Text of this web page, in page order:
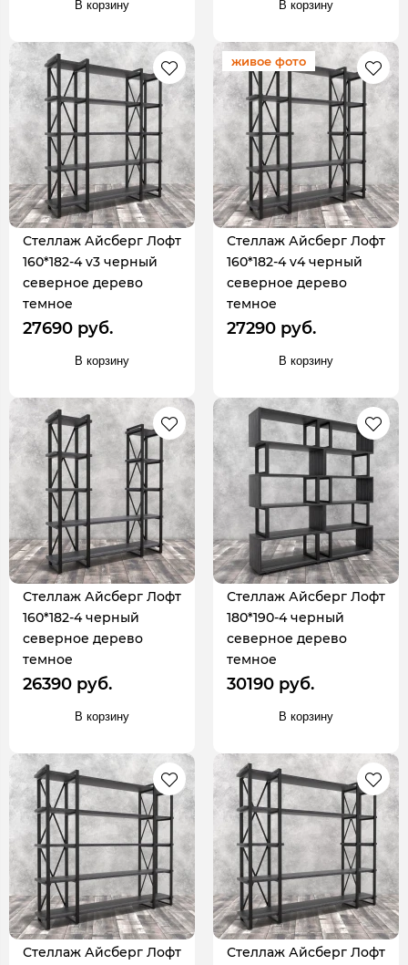
В корзину В корзину
Стеллаж Айсберг Лофт
160*182-4 v3 черный
северное дерево
темное
27690 руб.
В корзину
живое фото
Стеллаж Айсберг Лофт
160*182-4 v4 черный
северное дерево
темное
27290 руб.
В корзину
Стеллаж Айсберг Лофт
160*182-4 черный
северное дерево
темное
26390 руб.
В корзину
Стеллаж Айсберг Лофт
180*190-4 черный
северное дерево
темное
30190 руб.
В корзину
Стеллаж Айсберг Лофт Стеллаж Айсберг Лофт